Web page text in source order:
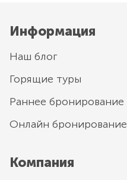
Информация
Наш блог
Горящие туры
Раннее бронирование
Онлайн бронирование
Компания